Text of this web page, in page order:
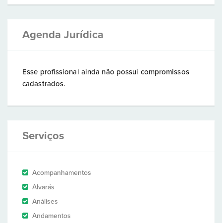
Agenda Jurídica
Esse profissional ainda não possui compromissos
cadastrados.
Serviços
Acompanhamentos
Alvarás
Análises
Andamentos